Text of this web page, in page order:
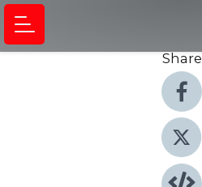
Share